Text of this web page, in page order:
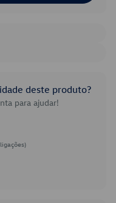
deste produto?
para ajudar!